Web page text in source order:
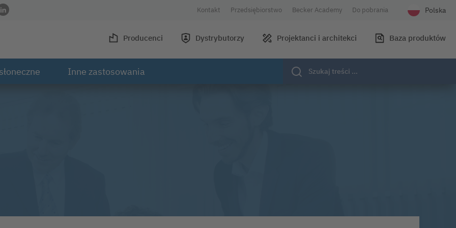
FacebookInstagram
w serwisie Youtube
profilu w serwisie Xing
Link do profilu w serwisie LinkedIn Kontakt Przedsiębiorstwo Becker Academy Do pobrania Polska
Producenci Dystrybutorzy Projektanci i architekci Baza produktów
Inne zastosowania